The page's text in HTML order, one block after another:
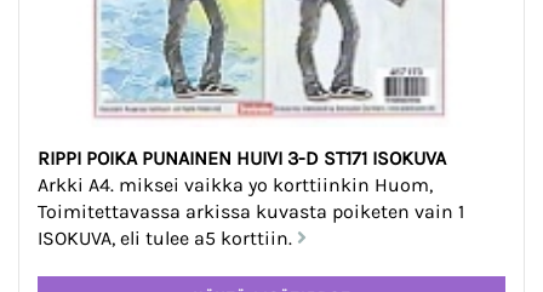
RIPPI POIKA PUNAINEN HUIVI 3-D ST171 ISOKUVA
Arkki A4. miksei vaikka yo korttiinkin Huom,
Toimitettavassa arkissa kuvasta poiketen vain 1
ISOKUVA, eli tulee a5 korttiin.